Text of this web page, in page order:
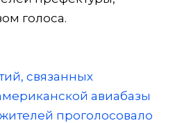
голоса.
связанных
авиабазы
проголосовало